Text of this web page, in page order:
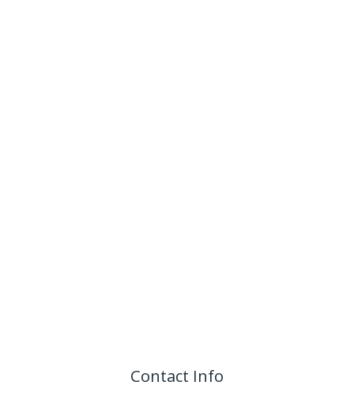
Contact Info